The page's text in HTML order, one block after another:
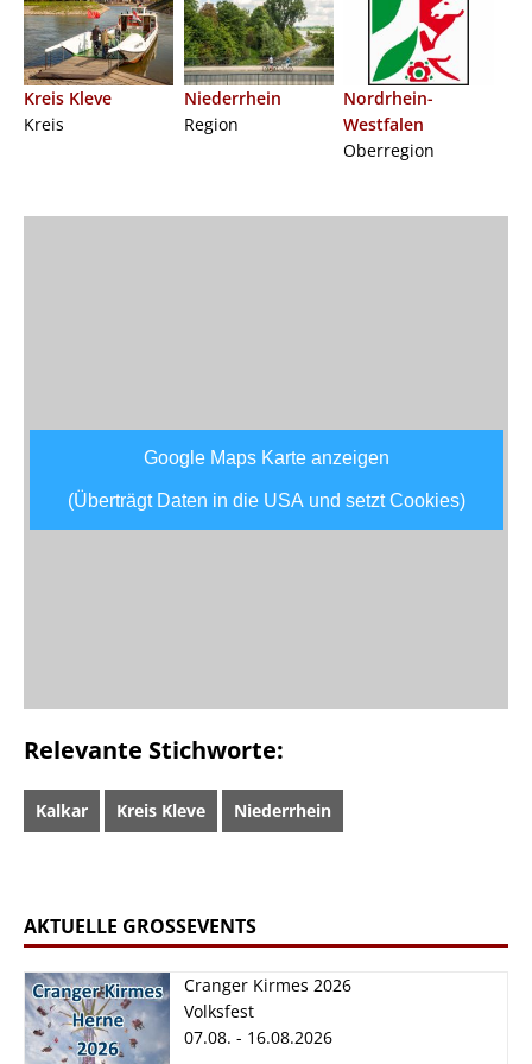
Kreis Kleve
Kreis
Niederrhein
Region
Nordrhein-
Westfalen
Oberregion
Google Maps Karte anzeigen
(Überträgt Daten in die USA und setzt Cookies)
Relevante Stichworte:
Kalkar Kreis Kleve Niederrhein
AKTUELLE GROSSEVENTS
Cranger Kirmes 2026
Volksfest
07.08. - 16.08.2026